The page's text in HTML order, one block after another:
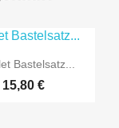
Vorschau
Bastelsatz...
15,80 €